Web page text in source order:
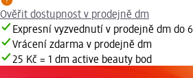
Ověřit dostupnost v prodejně dm
Expresní vyzvednutí v prodejně dm do
Vrácení zdarma v prodejně dm
25 Kč = 1 dm active beauty bod